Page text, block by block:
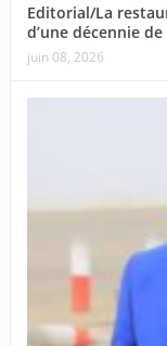
Editorial/La
d’une décennie
juin 08, 2026